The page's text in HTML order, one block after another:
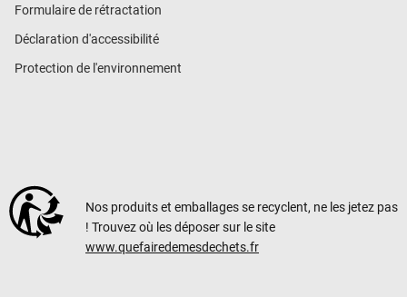
Formulaire de rétractation
Déclaration d'accessibilité
Protection de l'environnement
Nos produits et emballages se recyclent, ne les jetez pas
! Trouvez où les déposer sur le site
www.quefairedemesdechets.fr